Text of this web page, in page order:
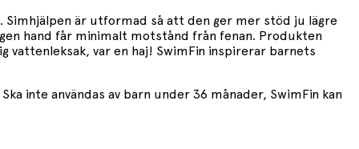
Simhjälpen är utformad så att den ger mer stöd ju lägre
hand får minimalt motstånd från fenan. Produkten
var en haj! SwimFin inspirerar barnets
inte användas av barn under 36 månader, SwimFin kan